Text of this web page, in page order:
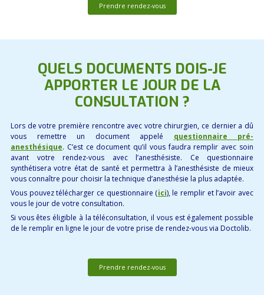
Prendre rendez-vous
QUELS DOCUMENTS DOIS-JE
APPORTER LE JOUR DE LA
CONSULTATION ?
Lors de votre première rencontre avec votre chirurgien, ce dernier a dû
vous remettre un document appelé questionnaire pré-
anesthésique. C’est ce document qu’il vous faudra remplir avec soin
avant votre rendez-vous avec l’anesthésiste. Ce questionnaire
synthétisera votre état de santé et permettra à l’anesthésiste de mieux
vous connaître pour choisir la technique d’anesthésie la plus adaptée.
Vous pouvez télécharger ce questionnaire (ici), le remplir et l’avoir avec
vous le jour de votre consultation.
Si vous êtes éligible à la téléconsultation, il vous est également possible
de le remplir en ligne le jour de votre prise de rendez-vous via Doctolib.
Prendre rendez-vous